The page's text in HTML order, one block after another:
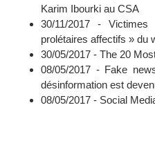
Karim Ibourki au CSA
30/11/2017 -
prolétaires affectifs » du
30/05/2017 - The 20
08/05/2017 - Fake
désinformation est
08/05/2017 - Social